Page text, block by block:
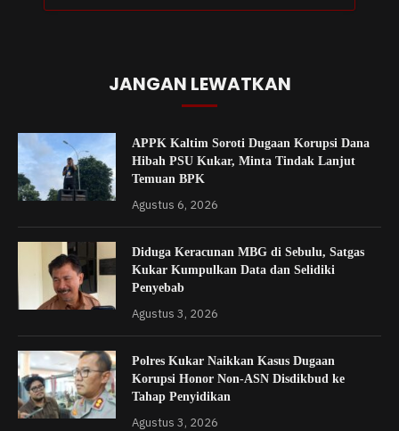
JANGAN LEWATKAN
APPK Kaltim Soroti Dugaan Korupsi Dana
Hibah PSU Kukar, Minta Tindak Lanjut
Temuan BPK
Agustus 6, 2026
Diduga Keracunan MBG di Sebulu, Satgas
Kukar Kumpulkan Data dan Selidiki
Penyebab
Agustus 3, 2026
Polres Kukar Naikkan Kasus Dugaan
Korupsi Honor Non-ASN Disdikbud ke
Tahap Penyidikan
Agustus 3, 2026